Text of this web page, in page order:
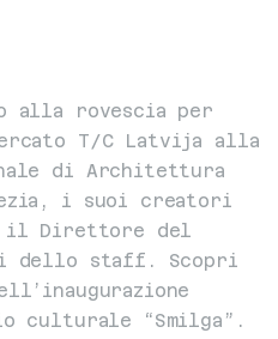
alla rovescia per
T/C Latvija alla
di Architettura
i suoi creatori
il Direttore del
dello staff. Scopri
culturale “Smilga”.